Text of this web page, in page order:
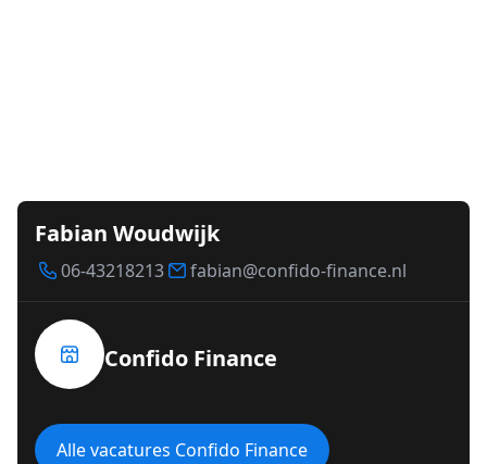
Fabian Woudwijk
06-43218213 fabian@confido-finance.nl
Confido Finance
Alle vacatures Confido Finance